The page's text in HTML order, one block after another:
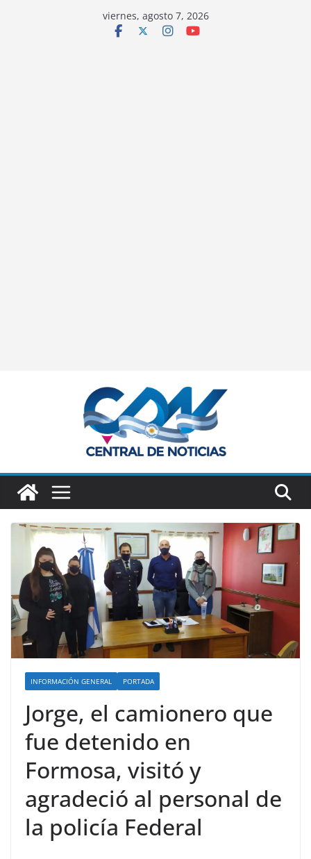
viernes, agosto 7, 2026
INFORMACIÓN GENERAL PORTADA
Jorge, el camionero que
fue detenido en
Formosa, visitó y
agradeció al personal de
la policía Federal